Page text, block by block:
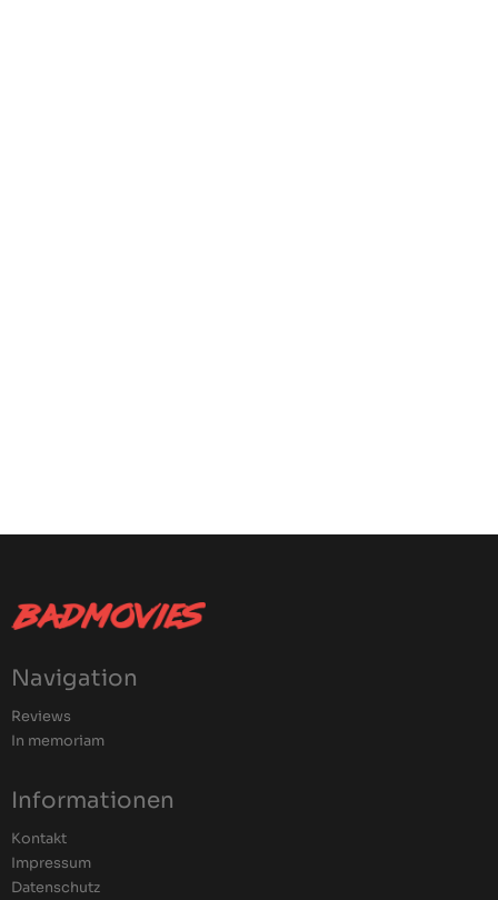
Navigation
Reviews
In memoriam
Informationen
Kontakt
Impressum
Datenschutz